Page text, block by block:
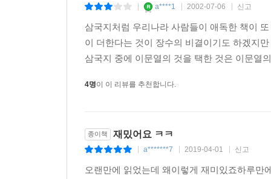
a****1 2002-07-06 신고
삼국지처럼 우리나라 사람들이 애독한 책이
이 더한다는 것이 장수의 비결이기도 하겠지
삼국지 중에 이문열의 것을 택한 것은 이문열
4명이 이 리뷰를 추천합니다.
종이책 재밌어요 ㅋㅋ
a*******7 2019-04-01 신고
오랜만에 읽었는데 왜이렇게 재미있죠하루만